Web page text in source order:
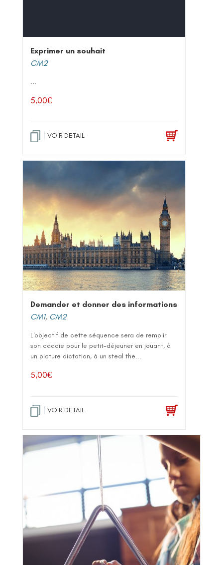
Exprimer un souhait
CM2
...
5,00€
VOIR DETAIL
Demander et donner des informations
CM1, CM2
L'objectif de cette séquence sera de remplir
son caddie pour le petit-déjeuner en jouant, à
un picture dictation, à un steal the...
5,00€
VOIR DETAIL